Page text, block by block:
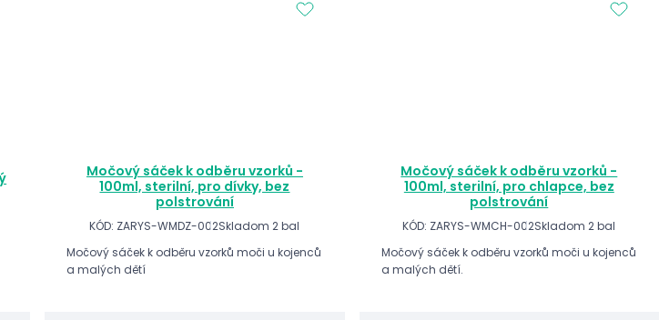
Močový sáček k odběru vzorků -
100ml, sterilní, pro dívky, bez
polstrování
KÓD: ZARYS-WMDZ-002Skladom 2 bal
Močový sáček k odběru vzorků moči u kojenců
a malých dětí
Močový sáček k odběru vzorků -
100ml, sterilní, pro chlapce, bez
polstrování
KÓD: ZARYS-WMCH-002Skladom 2 bal
Močový sáček k odběru vzorků moči u kojenců
a malých dětí.